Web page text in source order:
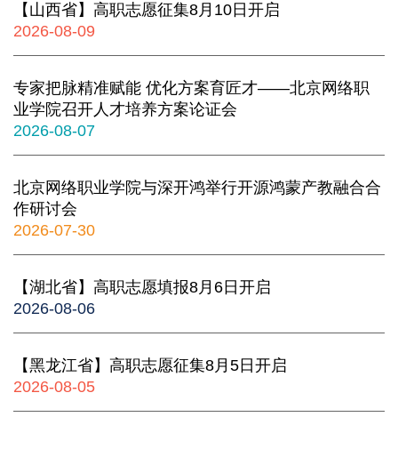
【山西省】高职志愿征集8月10日开启
2026-08-09
专家把脉精准赋能 优化方案育匠才——北京网络职
业学院召开人才培养方案论证会
2026-08-07
北京网络职业学院与深开鸿举行开源鸿蒙产教融合合
作研讨会
2026-07-30
【湖北省】高职志愿填报8月6日开启
2026-08-06
【黑龙江省】高职志愿征集8月5日开启
2026-08-05